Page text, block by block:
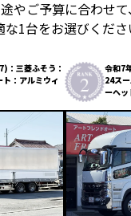
やご予算に合わせて
な1台をお選びくだ
：三菱ふそう：
：アルミウィ
令和7
24ス
ーヘッ